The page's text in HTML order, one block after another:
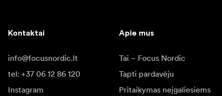
Kontaktai
info@focusnordic.lt
tel: +37 06 12 86 120
Instagram
Apie mus
Tai – Focus Nordic
Tapti pardavėju
Pritaikymas neįgaliesiems